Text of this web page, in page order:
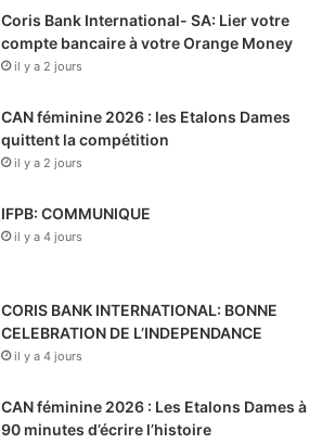
Coris Bank International- SA: Lier votre
compte bancaire à votre Orange Money
il y a 2 jours
CAN féminine 2026 : les Etalons Dames
quittent la compétition
il y a 2 jours
IFPB: COMMUNIQUE
il y a 4 jours
CORIS BANK INTERNATIONAL: BONNE
CELEBRATION DE L’INDEPENDANCE
il y a 4 jours
CAN féminine 2026 : Les Etalons Dames à
90 minutes d’écrire l’histoire